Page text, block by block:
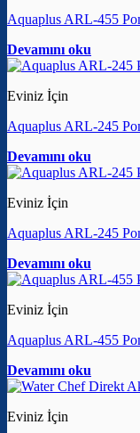
Aquaplus ARL-455
Devamını oku
Eviniz İçin
Aquaplus ARL-245
Devamını oku
Eviniz İçin
Aquaplus ARL-245
Devamını oku
Eviniz İçin
Aquaplus ARL-455
Devamını oku
Eviniz İçin